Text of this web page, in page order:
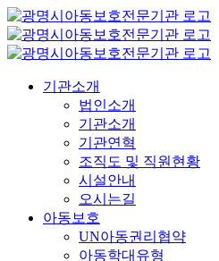
콘
텐
츠
기관소개
법인소개
기관소개
기관연혁
조직도 및 직원현황
시설안내
오시는길
아동보호
UN아동권리협약
아동학대유형